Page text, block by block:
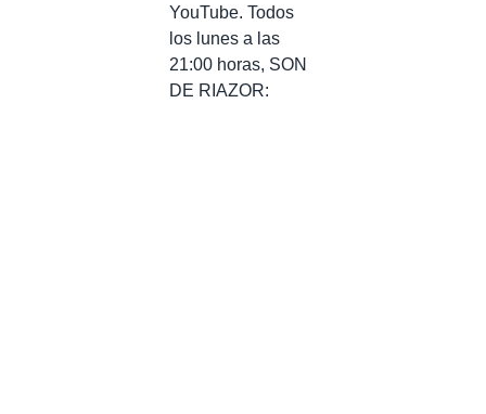
YouTube. Todos
los lunes a las
21:00 horas, SON
DE RIAZOR: